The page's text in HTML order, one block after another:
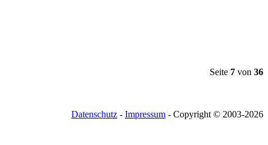
Seite 7 von 36
Datenschutz - Impressum - Copyright © 2003-2026